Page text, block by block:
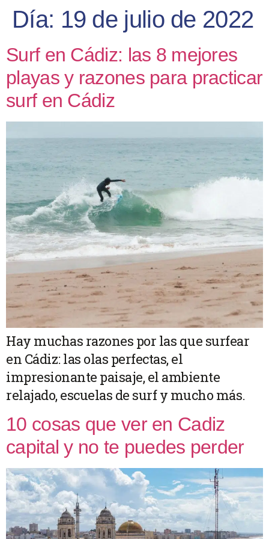
Día: 19 de julio de 2022
Surf en Cádiz: las 8 mejores
playas y razones para practicar
surf en Cádiz
Hay muchas razones por las que surfear
en Cádiz: las olas perfectas, el
impresionante paisaje, el ambiente
relajado, escuelas de surf y mucho más.
10 cosas que ver en Cadiz
capital y no te puedes perder